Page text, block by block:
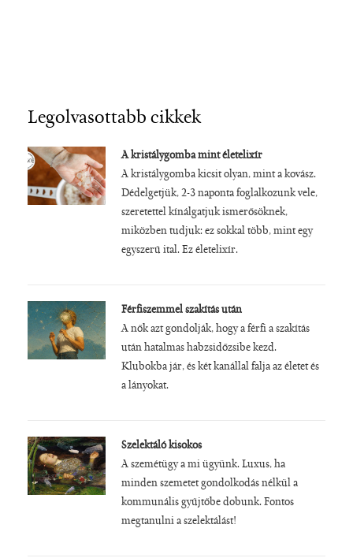
Legolvasottabb cikkek
A kristálygomba mint életelixír
A kristálygomba kicsit olyan, mint a kovász.
Dédelgetjük, 2-3 naponta foglalkozunk vele,
szeretettel kínálgatjuk ismerősöknek,
miközben tudjuk: ez sokkal több, mint egy
egyszerű ital. Ez életelixír.
Férfiszemmel szakítás után
A nők azt gondolják, hogy a férfi a szakítás
után hatalmas habzsidőzsibe kezd.
Klubokba jár, és két kanállal falja az életet és
a lányokat.
Szelektáló kisokos
A szemétügy a mi ügyünk. Luxus, ha
minden szemetet gondolkodás nélkül a
kommunális gyűjtőbe dobunk. Fontos
megtanulni a szelektálást!